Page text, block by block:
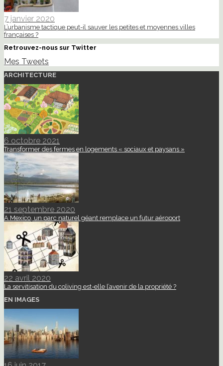
7 janvier 2020
L’urbanisme tactique peut-il sauver les petites et moyennes villes
françaises ?
Retrouvez-nous sur Twitter
Mes Tweets
ARCHITECTURE
6 octobre 2021
Transformer des fermes en logements « sociaux et paysans »
21 septembre 2020
A Mexico, un parc naturel géant remplace un futur aéroport
22 avril 2020
La servitisation du coliving est-elle l’avenir de la propriété ?
EN IMAGES